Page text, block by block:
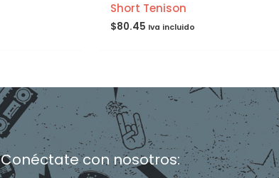
Short Tenison
$80.45 Iva incluido
Conéctate con nosotros: